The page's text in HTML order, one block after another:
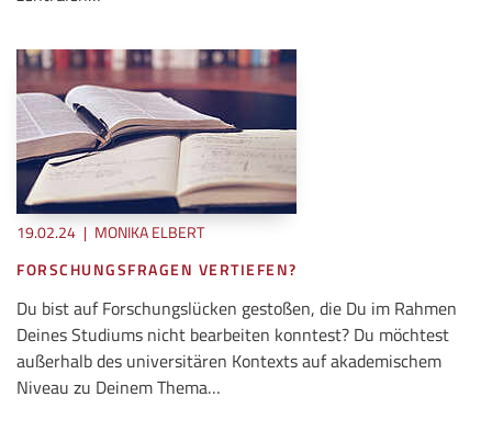
19.02.24 | MONIKA ELBERT
FORSCHUNGSFRAGEN VERTIEFEN?
Du bist auf Forschungslücken gestoßen, die Du im Rahmen
Deines Studiums nicht bearbeiten konntest? Du möchtest
außerhalb des universitären Kontexts auf akademischem
Niveau zu Deinem Thema…